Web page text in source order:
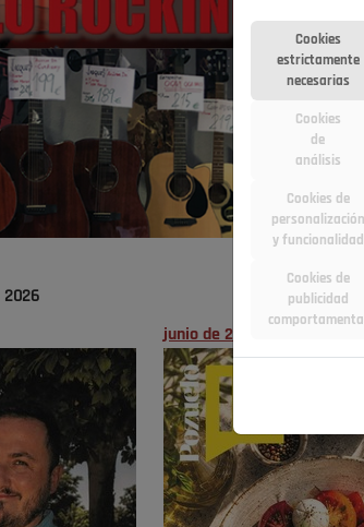
2026
junio de 2026
Cookies
estrictamente
necesarias
Cookies
de
análisis
Cookies de
personalización
y funcionalidad
Cookies de
publicidad
comportamental